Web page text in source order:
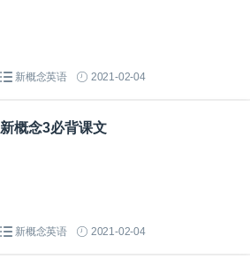
新概念英语 2021-02-04
新概念3必背课文
新概念英语 2021-02-04